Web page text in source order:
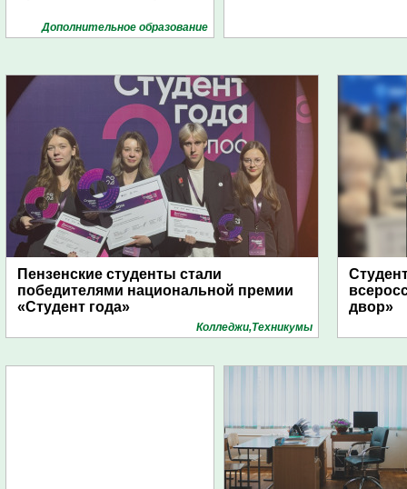
Дополнительное образование
Пензенские студенты стали
победителями национальной премии
«Студент года»
Колледжи,Техникумы
двор»